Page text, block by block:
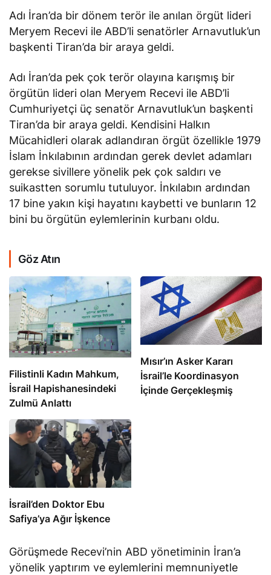
Adı İran’da bir dönem terör ile anılan örgüt lideri
Meryem Recevi ile ABD’li senatörler Arnavutluk’un
başkenti Tiran’da bir araya geldi.
Adı İran’da pek çok terör olayına karışmış bir
örgütün lideri olan Meryem Recevi ile ABD’li
Cumhuriyetçi üç senatör Arnavutluk’un başkenti
Tiran’da bir araya geldi. Kendisini Halkın
Mücahidleri olarak adlandıran örgüt özellikle 1979
İslam İnkılabının ardından gerek devlet adamları
gerekse sivillere yönelik pek çok saldırı ve
suikastten sorumlu tutuluyor. İnkılabın ardından
17 bine yakın kişi hayatını kaybetti ve bunların 12
bini bu örgütün eylemlerinin kurbanı oldu.
Göz Atın
Filistinli Kadın Mahkum,
İsrail Hapishanesindeki
Zulmü Anlattı
Mısır’ın Asker Kararı
İsrail’le Koordinasyon
İçinde Gerçekleşmiş
İsrail’den Doktor Ebu
Safiya’ya Ağır İşkence
Görüşmede Recevi’nin ABD yönetiminin İran’a
yönelik yaptırım ve eylemlerini memnuniyetle